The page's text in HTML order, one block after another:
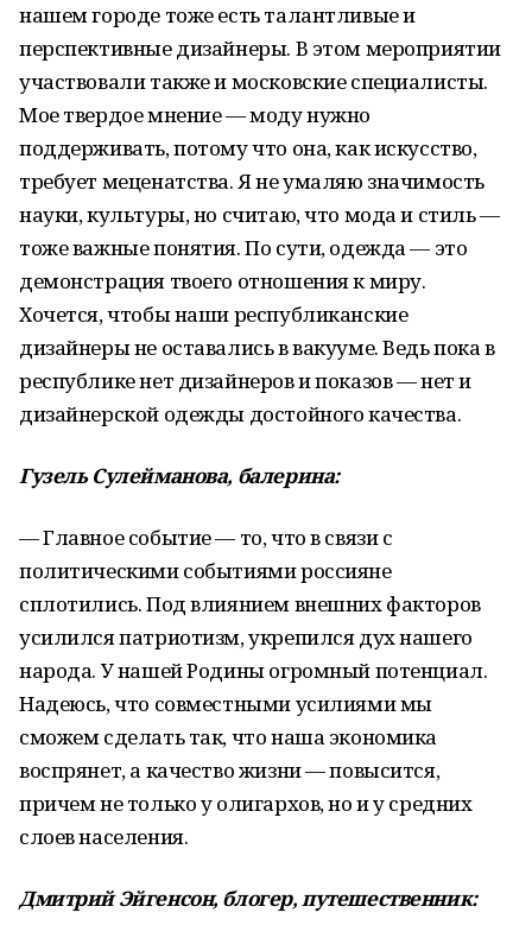
нашем городе тоже есть талантливые и
перспективные дизайнеры. В этом мероприятии
участвовали также и московские специалисты.
Мое твердое мнение — моду нужно
поддерживать, потому что она, как искусство,
требует меценатства. Я не умаляю значимость
науки, культуры, но считаю, что мода и стиль —
тоже важные понятия. По сути, одежда — это
демонстрация твоего отношения к миру.
Хочется, чтобы наши республиканские
дизайнеры не оставались в вакууме. Ведь пока в
республике нет дизайнеров и показов — нет и
дизайнерской одежды достойного качества.
Гузель Сулейманова, балерина:
— Главное событие — то, что в связи с
политическими событиями россияне
сплотились. Под влиянием внешних факторов
усилился патриотизм, укрепился дух нашего
народа. У нашей Родины огромный потенциал.
Надеюсь, что совместными усилиями мы
сможем сделать так, что наша экономика
воспрянет, а качество жизни — повысится,
причем не только у олигархов, но и у средних
слоев населения.
Дмитрий Эйгенсон, блогер, путешественник: